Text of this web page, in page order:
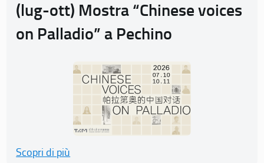
(lug-ott) Mostra “Chinese voices
on Palladio” a Pechino
Scopri di più